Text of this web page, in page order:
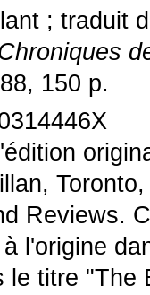
; traduit
150 p.
Reviews.
l'origine
le titre "The